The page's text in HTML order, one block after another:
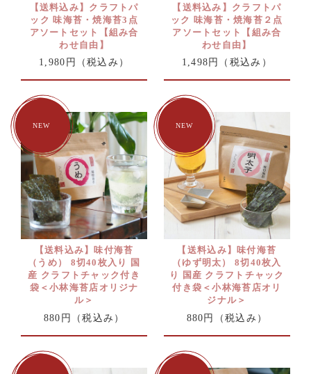
【送料込み】クラフトパ
ック 味海苔・焼海苔3点
アソートセット【組み合
わせ自由】
1,980円
（税込み）
【送料込み】クラフトパ
ック 味海苔・焼海苔２点
アソートセット【組み合
わせ自由】
1,498円
（税込み）
【送料込み】味付海苔
（うめ） 8切40枚入り 国
産 クラフトチャック付き
袋＜小林海苔店オリジナ
ル＞
880円
（税込み）
【送料込み】味付海苔
（ゆず明太） 8切40枚入
り 国産 クラフトチャック
付き袋＜小林海苔店オリ
ジナル＞
880円
（税込み）